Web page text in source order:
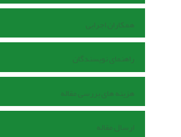
همکاران اجرایی
راهنمای نویسندگان
هزینه های بررسی مقاله
ارسال مقاله